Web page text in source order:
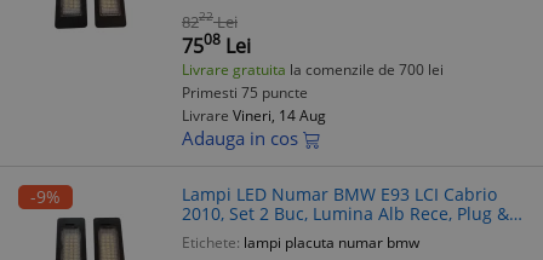
8222 Lei
7508 Lei
Livrare gratuita la comenzile de 700 lei
Primesti 75 puncte
Livrare Vineri, 14 Aug
Adauga in cos
-9%
Lampi LED Numar BMW E93 LCI Cabrio
2010, Set 2 Buc, Lumina Alb Rece, Plug &
Play, Fara Eroare
Etichete: lampi placuta numar bmw